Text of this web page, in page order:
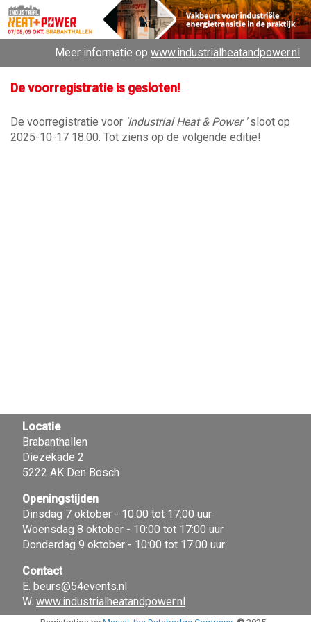
Meer informatie op www.industrialheatandpower.nl
De voorregistratie is gesloten!
De voorregistratie voor 'Industrial Heat & Power ' sloot op
2025-10-17 18:00. Tot ziens op de volgende editie!
Locatie
Brabanthallen
Diezekade 2
5222 AK Den Bosch
Openingstijden
Dinsdag 7 oktober - 10:00 tot 17:00 uur
Woensdag 8 oktober - 10:00 tot 17:00 uur
Donderdag 9 oktober - 10:00 tot 17:00 uur
Contact
E. beurs@54events.nl
W. www.industrialheatandpower.nl